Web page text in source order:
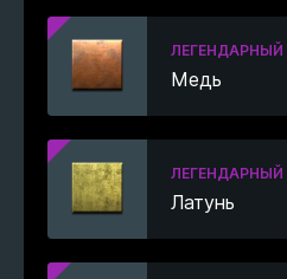
ЛЕГЕНДАРНЫЙ
Медь
ЛЕГЕНДАРНЫЙ
Латунь